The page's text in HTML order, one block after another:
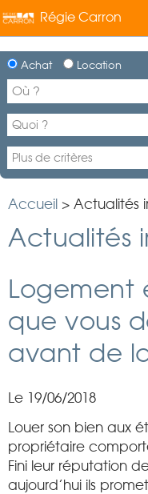
Régie Carron
Achat Location
Accueil > Actualités
Actualités
Logement
que vous
avant de
Le 19/06/2018
Louer son bien aux
propriétaire
Fini leur réputation
aujourd’hui ils